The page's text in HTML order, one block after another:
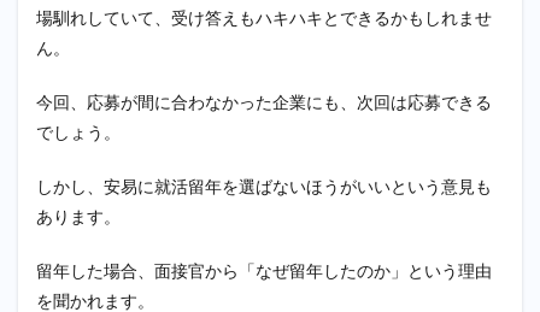
場馴れしていて、受け答えもハキハキとできるかもしれませ
ん。
今回、応募が間に合わなかった企業にも、次回は応募できる
でしょう。
しかし、安易に就活留年を選ばないほうがいいという意見も
あります。
留年した場合、面接官から「なぜ留年したのか」という理由
を聞かれます。